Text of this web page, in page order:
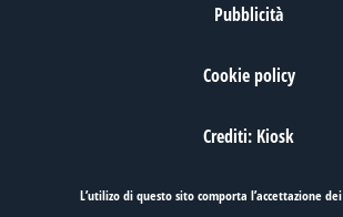
Pubblicità
Cookie policy
Crediti: Kiosk
L’utilizo di questo sito comporta l’accettazione dei